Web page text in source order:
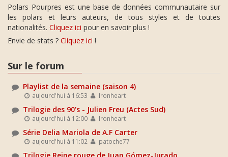
Polars Pourpres est une base de données communautaire sur
les polars et leurs auteurs, de tous styles et de toutes
nationalités. Cliquez ici pour en savoir plus !
Envie de stats ? Cliquez ici !
Sur le forum
Playlist de la semaine (saison 4)
aujourd'hui à 16:53 Ironheart
Trilogie des 90's - Julien Freu (Actes Sud)
aujourd'hui à 12:00 Ironheart
Série Delia Mariola de A.F Carter
aujourd'hui à 11:02 patoche77